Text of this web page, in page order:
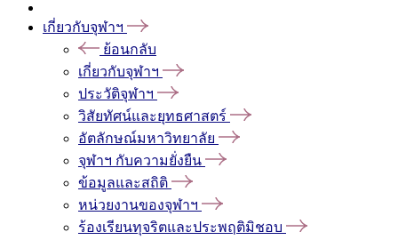
เกี่ยวกับจุฬาฯ
ย้อนกลับ
เกี่ยวกับจุฬาฯ
ประวัติจุฬาฯ
วิสัยทัศน์และยุทธศาสตร์
อัตลักษณ์มหาวิทยาลัย
จุฬาฯ กับความยั่งยืน
ข้อมูลและสถิติ
หน่วยงานของจุฬาฯ
ร้องเรียนทุจริตและประพฤติมิชอบ